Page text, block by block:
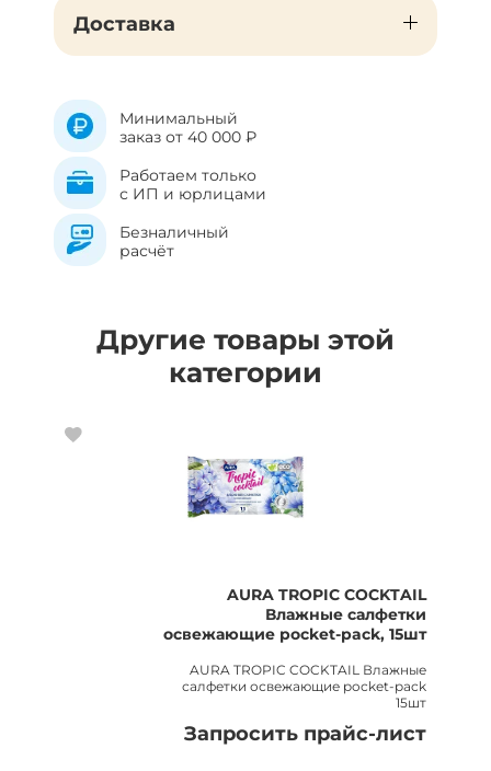
Доставка
Минимальный
заказ от 40 000 ₽
Работаем только
с ИП и юрлицами
Безналичный
расчёт
Другие товары этой
категории
AURA TROPIC COCKTAIL
Влажные салфетки
освежающие pocket-pack, 15шт
AURA TROPIC COCKTAIL Влажные
салфетки освежающие pocket-pack
15шт
Запросить прайс-лист